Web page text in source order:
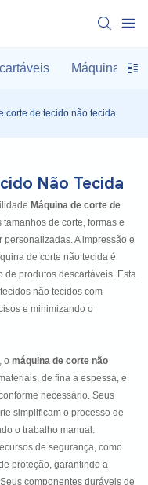
Máquina de
corte de tecido não tecida
Não Tecida
Máquina de corte de
de corte, formas e
A impressão e
de corte não tecida é
de produtos descartáveis. Esta
não tecidos com
e minimizando o
o máquina de corte não
de fina a espessa, e
necessário. Seus
simplificam o processo de
o trabalho manual.
de segurança, como
proteção, garantindo a
componentes duráveis ​​de